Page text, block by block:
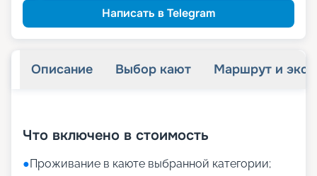
Написать в Telegram
Описание Выбор кают Маршрут и
Что включено в стоимость
●Проживание в каюте выбранной категории;